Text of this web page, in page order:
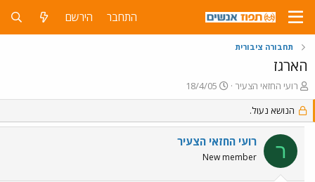
התחבר הירשם
תחבורה ציבורית
הארגז
פ
ו
ת
ח
נ
רועי החזאי הצעיר
פ
ו
ס
ם
ב
ת
18/4/05
הנושא נעול.
ר רועי החזאי הצעיר
New member